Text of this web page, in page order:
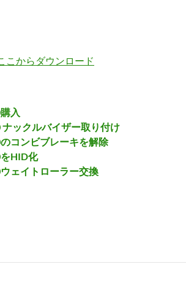
こからダウンロード
入
ックルバイザー取り付け
コンビブレーキを解除
HID化
ェイトローラー交換